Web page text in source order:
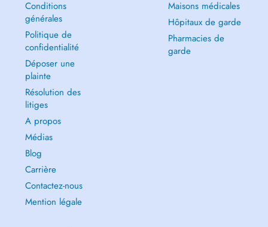
Conditions
générales
Politique de
confidentialité
Déposer une
plainte
Résolution des
litiges
A propos
Médias
Blog
Carrière
Contactez-nous
Mention légale
Maisons médicales
Hôpitaux de garde
Pharmacies de
garde